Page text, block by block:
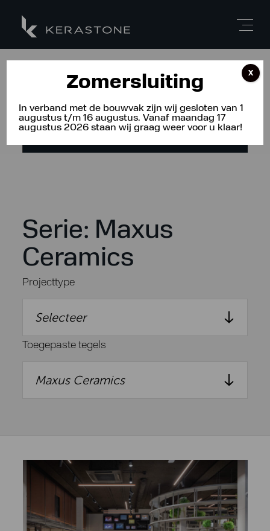
Afspraak maken
Serie: Maxus
Ceramics
Projecttype
Selecteer
Toegepaste tegels
Maxus Ceramics
Zomersluiting
In verband met de bouwvak zijn wij gesloten van 1
augustus t/m 16 augustus. Vanaf maandag 17
augustus 2026 staan wij graag weer voor u klaar!
X